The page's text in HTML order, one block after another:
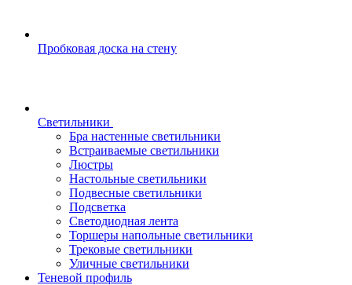
Пробковая доска на стену
Светильники
Бра настенные светильники
Встраиваемые светильники
Люстры
Настольные светильники
Подвесные светильники
Подсветка
Светодиодная лента
Торшеры напольные светильники
Трековые светильники
Уличные светильники
Теневой профиль